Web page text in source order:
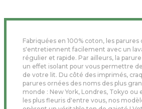
Fabriquées en 100% coton, les parures
s'entretiennent facilement avec un
régulier et rapide. Par ailleurs, la
un effet isolant pour vous permettre
de votre lit. Du côté des imprimés,
parures ornées des noms des plus
monde : New York, Londres, Tokyo ou
les plus fleuris d'entre vous, nos